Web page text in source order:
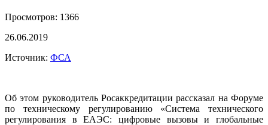
Просмотров: 1366
26.06.2019
Источник: ФСА
Об этом руководитель Росаккредитации рассказал на Форуме
по техническому регулированию «Система технического
регулирования в ЕАЭС: цифровые вызовы и глобальные